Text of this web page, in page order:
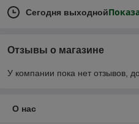
Сегодня выходной
Отзывы о магазине
У компании пока нет отзывов,
О нас